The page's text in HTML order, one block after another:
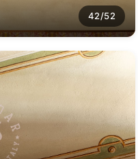
42/52